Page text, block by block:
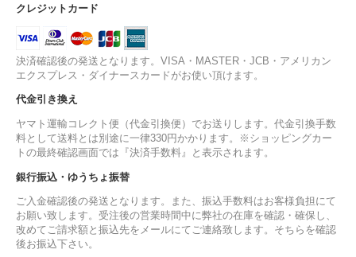
クレジットカード
決済確認後の発送となります。VISA・MASTER・JCB・アメリカン
エクスプレス・ダイナースカードがお使い頂けます。
代金引き換え
ヤマト運輸コレクト便（代金引換便）でお送りします。代金引換手数
料として送料とは別途に一律330円かかります。※ショッピングカー
トの最終確認画面では『決済手数料』と表示されます。
銀行振込・ゆうちょ振替
ご入金確認後の発送となります。また、振込手数料はお客様負担にて
お願い致します。受注後の営業時間中に弊社の在庫を確認・確保し、
改めてご請求額と振込先をメールにてご連絡致します。そちらを確認
後お振込下さい。